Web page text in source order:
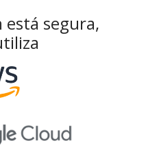
segura,